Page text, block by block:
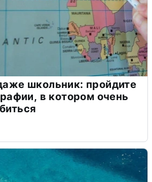
школьник: пройдите
в котором очень